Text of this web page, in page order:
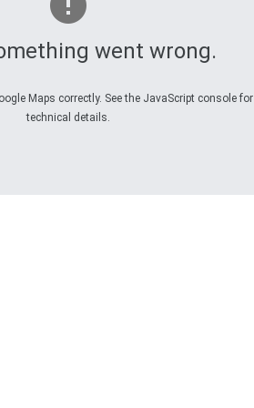
went wrong.
Maps correctly. See the JavaScript console for
technical details.